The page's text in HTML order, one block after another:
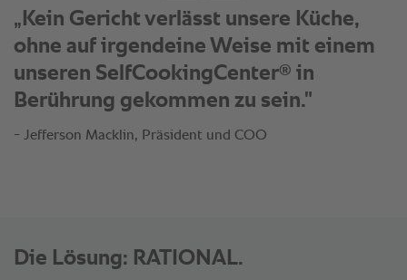
„Kein Gericht verlässt unsere Küche,
ohne auf irgendeine Weise mit einem
unseren SelfCookingCenter® in
Berührung gekommen zu sein."
- Jefferson Macklin, Präsident und COO
Die Lösung: RATIONAL.